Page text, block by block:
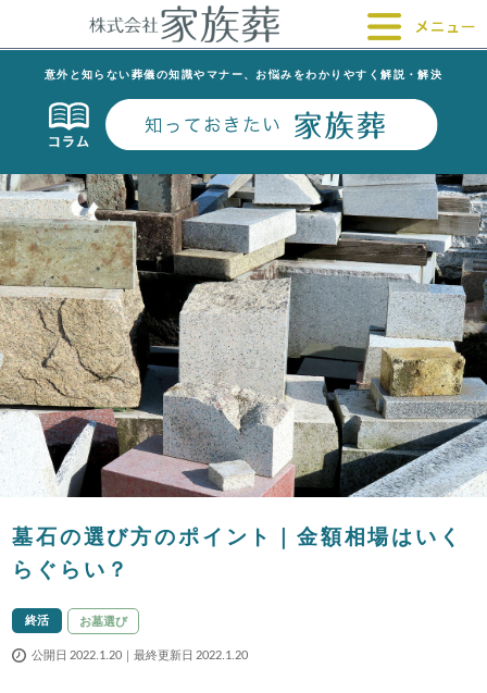
意外と知らない葬儀の知識やマナー、お悩みをわかりやすく解説・解決
墓石の選び方のポイント｜金額相場はいく
らぐらい？
終活 お墓選び
公開日 2022.1.20｜最終更新日 2022.1.20